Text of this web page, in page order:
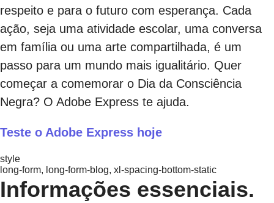
respeito e para o futuro com esperança. Cada
ação, seja uma atividade escolar, uma conversa
em família ou uma arte compartilhada, é um
passo para um mundo mais igualitário. Quer
começar a comemorar o Dia da Consciência
Negra? O Adobe Express te ajuda.
Teste o Adobe Express hoje
style
long-form, long-form-blog, xl-spacing-bottom-static
Informações essenciais.